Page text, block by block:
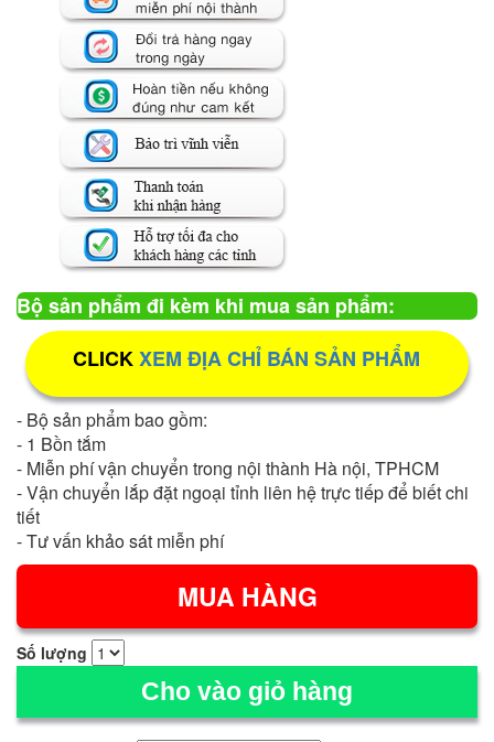
Bộ sản phẩm đi kèm khi mua sản phẩm:
CLICKXEM ĐỊA CHỈ BÁN SẢN PHẨM
- Bộ sản phẩm bao gồm:
- 1 Bồn tắm
- Miễn phí vận chuyển trong nội thành Hà nội, TPHCM
- Vận chuyển lắp đặt ngoại tỉnh liên hệ trực tiếp để biết chi
tiết
- Tư vấn khảo sát miễn phí
Số lượng
Cho vào giỏ hàng